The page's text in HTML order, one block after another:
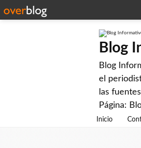
Blog
Blog
el
las
Página:
Inicio